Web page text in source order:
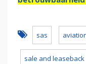
sas
sale and leaseback